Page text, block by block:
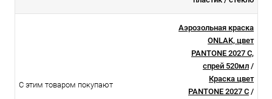
С этим товаром покупают
Аэрозольная краска
ONLAK, цвет
PANTONE 2027 C,
спрей 520мл /
Краска цвет
PANTONE 2027 C /